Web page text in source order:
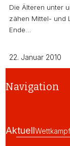
Die Älteren unter
zähen Mittel- und
Ende…
22. Januar 2010
Navigation
Aktuell